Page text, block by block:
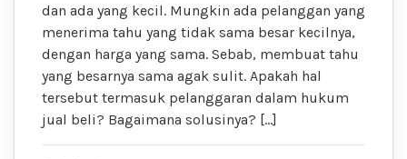
dan ada yang kecil. Mungkin ada pelanggan yang
menerima tahu yang tidak sama besar kecilnya,
dengan harga yang sama. Sebab, membuat tahu
yang besarnya sama agak sulit. Apakah hal
tersebut termasuk pelanggaran dalam hukum
jual beli? Bagaimana solusinya? […]